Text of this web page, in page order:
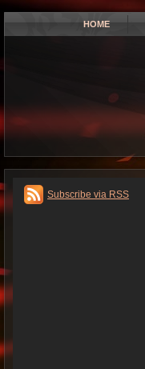
HOME
Subscribe via RSS